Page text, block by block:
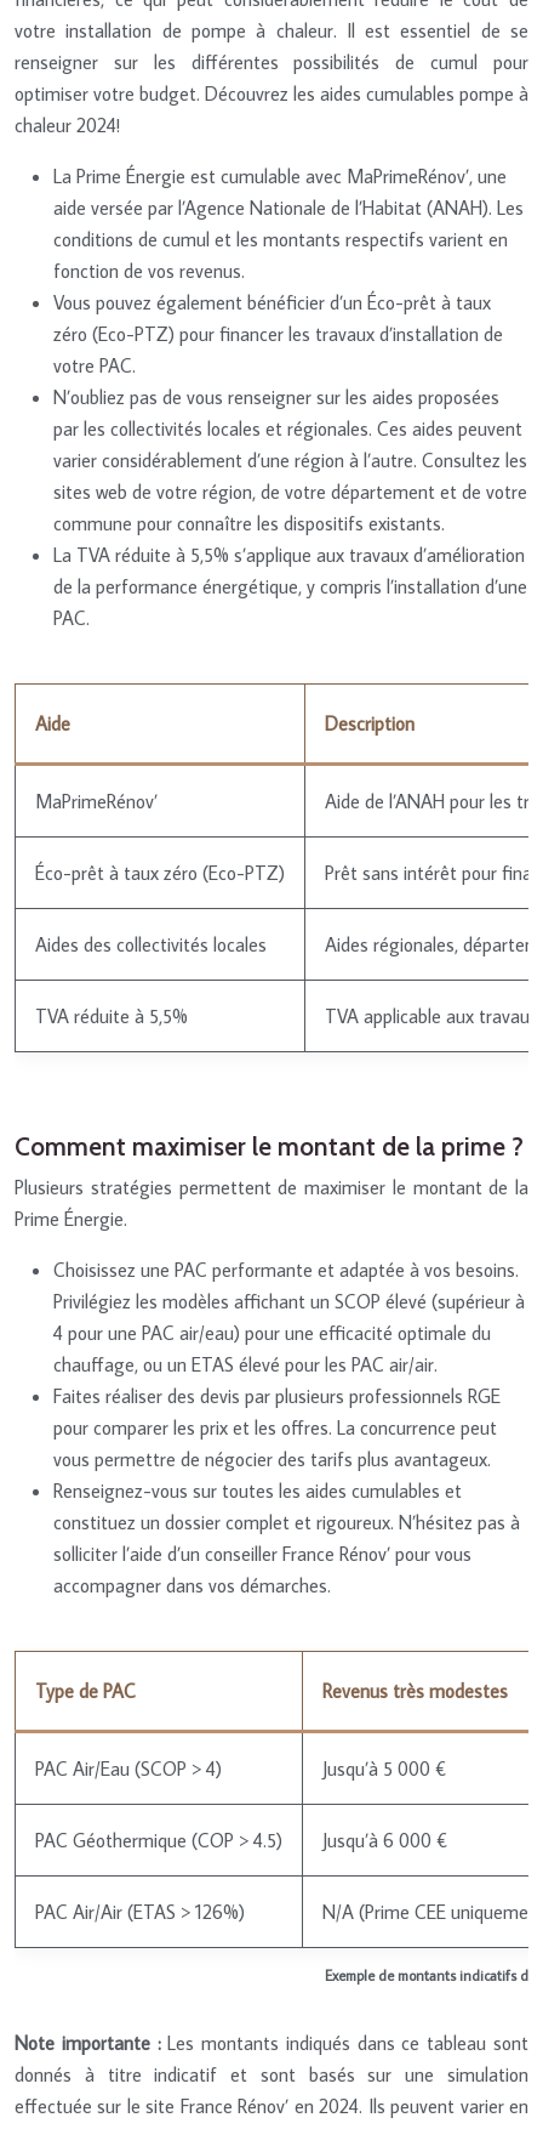
votre installation de pompe à chaleur. Il est essentiel de se
renseigner sur les différentes possibilités de cumul pour
optimiser votre budget. Découvrez les aides cumulables pompe à
chaleur 2024!
La Prime Énergie est cumulable avec MaPrimeRénov’, une
aide versée par l’Agence Nationale de l’Habitat (ANAH). Les
conditions de cumul et les montants respectifs varient en
fonction de vos revenus.
Vous pouvez également bénéficier d’un Éco-prêt à taux
zéro (Eco-PTZ) pour financer les travaux d’installation de
votre PAC.
N’oubliez pas de vous renseigner sur les aides proposées
par les collectivités locales et régionales. Ces aides peuvent
varier considérablement d’une région à l’autre. Consultez les
sites web de votre région, de votre département et de votre
commune pour connaître les dispositifs existants.
La TVA réduite à 5,5% s’applique aux travaux d’amélioration
de la performance énergétique, y compris l’installation d’une
PAC.
Aide Description
MaPrimeRénov’ Aide de l’ANAH pour les
Éco-prêt à taux zéro (Eco-PTZ) Prêt sans intérêt pour
Aides des collectivités locales Aides régionales,
TVA réduite à 5,5% TVA applicable aux
Comment maximiser le montant de la prime ?
Plusieurs stratégies permettent de maximiser le montant de la
Prime Énergie.
Choisissez une PAC performante et adaptée à vos besoins.
Privilégiez les modèles affichant un SCOP élevé (supérieur à
4 pour une PAC air/eau) pour une efficacité optimale du
chauffage, ou un ETAS élevé pour les PAC air/air.
Faites réaliser des devis par plusieurs professionnels RGE
pour comparer les prix et les offres. La concurrence peut
vous permettre de négocier des tarifs plus avantageux.
Renseignez-vous sur toutes les aides cumulables et
constituez un dossier complet et rigoureux. N’hésitez pas à
solliciter l’aide d’un conseiller France Rénov’ pour vous
accompagner dans vos démarches.
Exemple de montants indicatifs de
Type de PAC Revenus très modestes
PAC Air/Eau (SCOP > 4) Jusqu’à 5 000 €
PAC Géothermique (COP > 4.5) Jusqu’à 6 000 €
PAC Air/Air (ETAS > 126%) N/A (Prime CEE
Note importante :Les montants indiqués dans ce tableau sont
donnés à titre indicatif et sont basés sur une simulation
effectuée sur le site France Rénov’ en 2024. Ils peuvent varier en